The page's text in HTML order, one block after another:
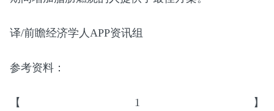
译/前瞻经济学人APP资讯组
参考资料：
【1】